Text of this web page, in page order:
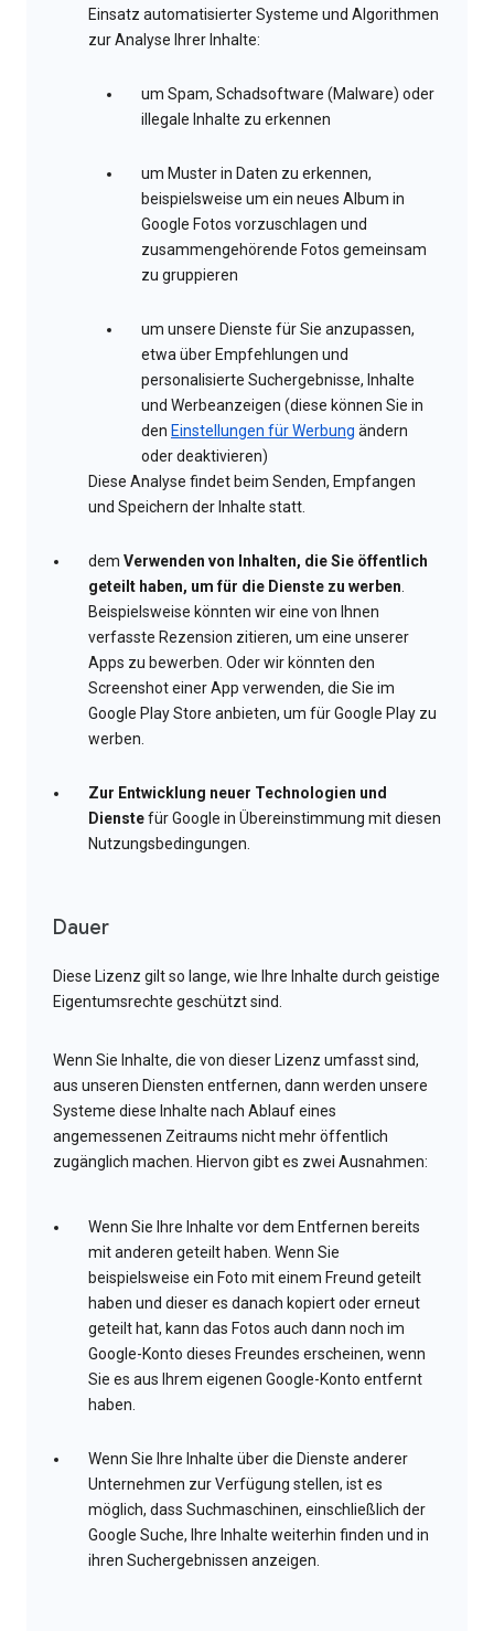
Einsatz automatisierter Systeme und Algorithmen
zur Analyse Ihrer Inhalte:
um Spam, Schadsoftware (Malware) oder
illegale Inhalte zu erkennen
um Muster in Daten zu erkennen,
beispielsweise um ein neues Album in
Google Fotos vorzuschlagen und
zusammengehörende Fotos gemeinsam
zu gruppieren
um unsere Dienste für Sie anzupassen,
etwa über Empfehlungen und
personalisierte Suchergebnisse, Inhalte
und Werbeanzeigen (diese können Sie in
den Einstellungen für Werbung ändern
oder deaktivieren)
Diese Analyse findet beim Senden, Empfangen
und Speichern der Inhalte statt.
dem Verwenden von Inhalten, die Sie öffentlich
geteilt haben, um für die Dienste zu werben.
Beispielsweise könnten wir eine von Ihnen
verfasste Rezension zitieren, um eine unserer
Apps zu bewerben. Oder wir könnten den
Screenshot einer App verwenden, die Sie im
Google Play Store anbieten, um für Google Play zu
werben.
Zur Entwicklung neuer Technologien und
Dienstefür Google in Übereinstimmung mit diesen
Nutzungsbedingungen.
Dauer
Diese Lizenz gilt so lange, wie Ihre Inhalte durch geistige
Eigentumsrechte geschützt sind.
Wenn Sie Inhalte, die von dieser Lizenz umfasst sind,
aus unseren Diensten entfernen, dann werden unsere
Systeme diese Inhalte nach Ablauf eines
angemessenen Zeitraums nicht mehr öffentlich
zugänglich machen. Hiervon gibt es zwei Ausnahmen:
Wenn Sie Ihre Inhalte vor dem Entfernen bereits
mit anderen geteilt haben. Wenn Sie
beispielsweise ein Foto mit einem Freund geteilt
haben und dieser es danach kopiert oder erneut
geteilt hat, kann das Fotos auch dann noch im
Google-Konto dieses Freundes erscheinen, wenn
Sie es aus Ihrem eigenen Google-Konto entfernt
haben.
Wenn Sie Ihre Inhalte über die Dienste anderer
Unternehmen zur Verfügung stellen, ist es
möglich, dass Suchmaschinen, einschließlich der
Google Suche, Ihre Inhalte weiterhin finden und in
ihren Suchergebnissen anzeigen.